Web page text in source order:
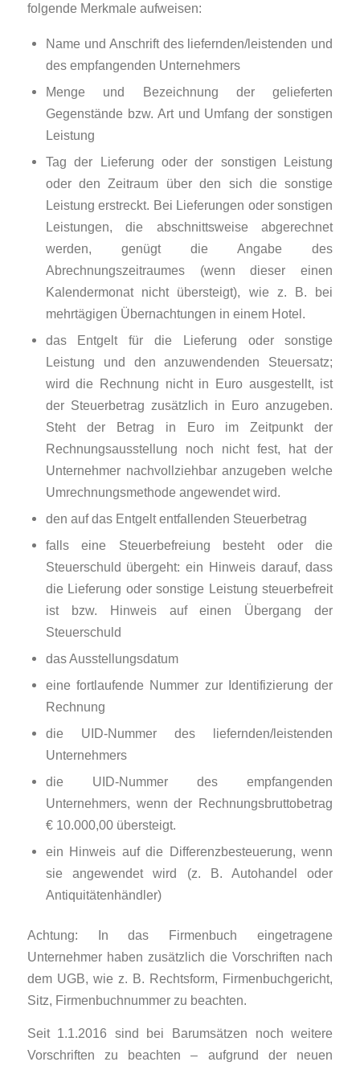
folgende Merkmale aufweisen:
Name und Anschrift des liefernden/leistenden und
des empfangenden Unternehmers
Menge und Bezeichnung der gelieferten
Gegenstände bzw. Art und Umfang der sonstigen
Leistung
Tag der Lieferung oder der sonstigen Leistung
oder den Zeitraum über den sich die sonstige
Leistung erstreckt. Bei Lieferungen oder sonstigen
Leistungen, die abschnittsweise abgerechnet
werden, genügt die Angabe des
Abrechnungszeitraumes (wenn dieser einen
Kalendermonat nicht übersteigt), wie z. B. bei
mehrtägigen Übernachtungen in einem Hotel.
das Entgelt für die Lieferung oder sonstige
Leistung und den anzuwendenden Steuersatz;
wird die Rechnung nicht in Euro ausgestellt, ist
der Steuerbetrag zusätzlich in Euro anzugeben.
Steht der Betrag in Euro im Zeitpunkt der
Rechnungsausstellung noch nicht fest, hat der
Unternehmer nachvollziehbar anzugeben welche
Umrechnungsmethode angewendet wird.
den auf das Entgelt entfallenden Steuerbetrag
falls eine Steuerbefreiung besteht oder die
Steuerschuld übergeht: ein Hinweis darauf, dass
die Lieferung oder sonstige Leistung steuerbefreit
ist bzw. Hinweis auf einen Übergang der
Steuerschuld
das Ausstellungsdatum
eine fortlaufende Nummer zur Identifizierung der
Rechnung
die UID-Nummer des liefernden/leistenden
Unternehmers
die UID-Nummer des empfangenden
Unternehmers, wenn der Rechnungsbruttobetrag
€ 10.000,00 übersteigt.
ein Hinweis auf die Differenzbesteuerung, wenn
sie angewendet wird (z. B. Autohandel oder
Antiquitätenhändler)
Achtung: In das Firmenbuch eingetragene
Unternehmer haben zusätzlich die Vorschriften nach
dem UGB, wie z. B. Rechtsform, Firmenbuchgericht,
Sitz, Firmenbuchnummer zu beachten.
Seit 1.1.2016 sind bei Barumsätzen noch weitere
Vorschriften zu beachten – aufgrund der neuen